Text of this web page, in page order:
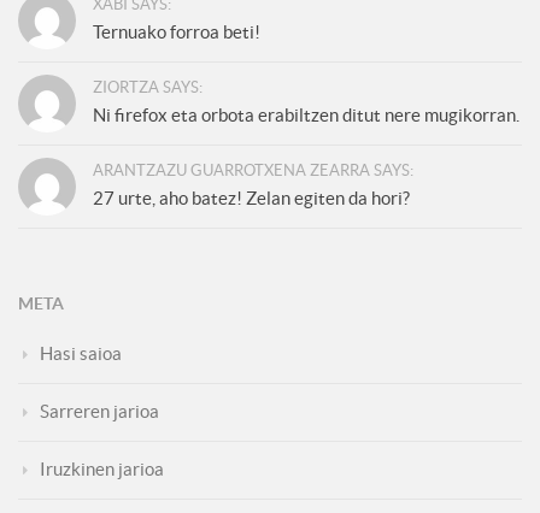
XABI SAYS:
Ternuako forroa beti!
ZIORTZA SAYS:
Ni firefox eta orbota erabiltzen ditut nere mugikorran.
ARANTZAZU GUARROTXENA ZEARRA SAYS:
27 urte, aho batez! Zelan egiten da hori?
META
Hasi saioa
Sarreren jarioa
Iruzkinen jarioa